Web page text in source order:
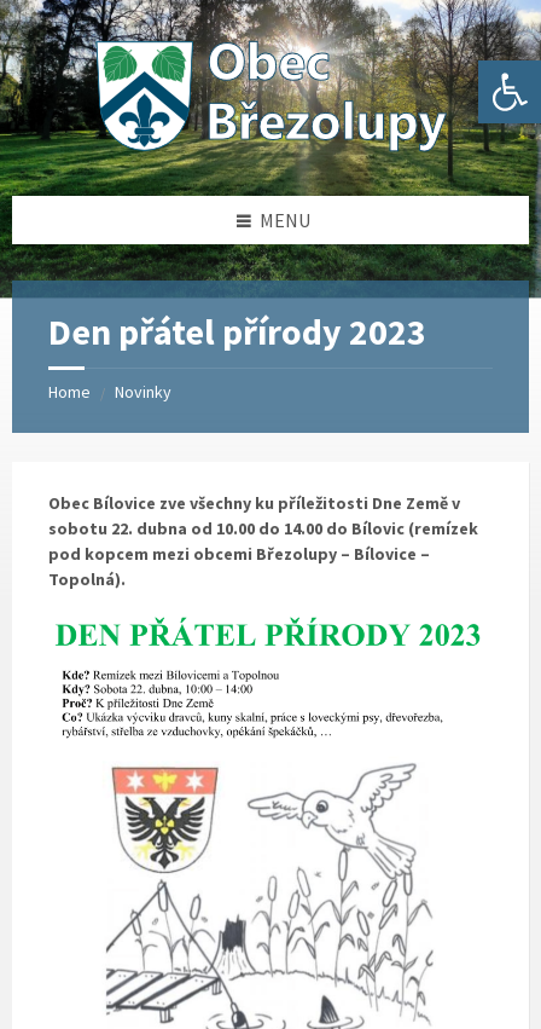
Open toolbar
Skip
to
content
Skip
to
left
sidebar
Skip
to
right
sidebar
Skip
to
footer
MENU
Den přátel přírody 2023
Home / Novinky
Obec Bílovice zve všechny ku příležitosti Dne Země v
sobotu 22. dubna od 10.00 do 14.00 do Bílovic (remízek
pod kopcem mezi obcemi Březolupy – Bílovice –
Topolná).